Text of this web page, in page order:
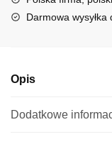
Darmowa
Opis
Dodatkowe